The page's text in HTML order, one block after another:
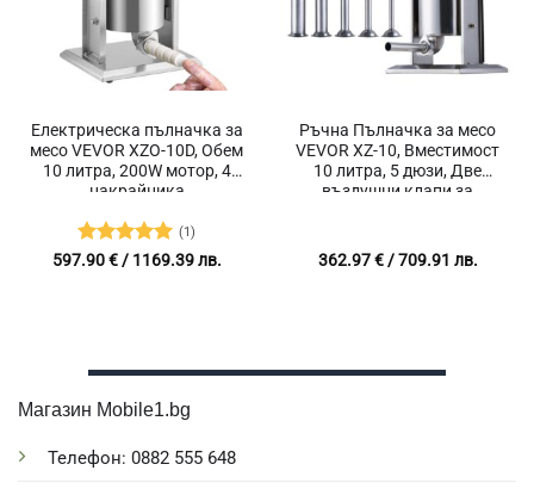
Електрическа пълначка за
месо VEVOR XZO-10D, Обем
10 литра, 200W мотор, 4
накрайника
Оценено с
(1)
597.90€/ 1169.39 лв.
Ръчна Пълначка за месо
VEVOR XZ-10, Вместимост
10 литра, 5 дюзи, Две
въздушни клапи за
362.97€/ 709.91 лв.
Магазин Mobile1.bg
Телефон: 0882 555 648